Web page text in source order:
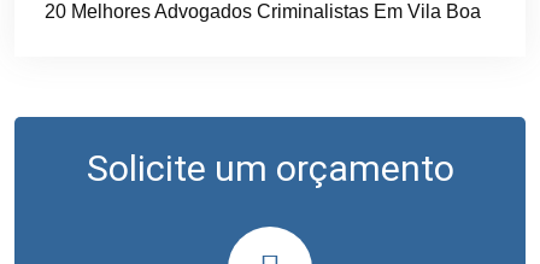
20 Melhores Advogados Criminalistas Em Vila Boa
Solicite um orçamento